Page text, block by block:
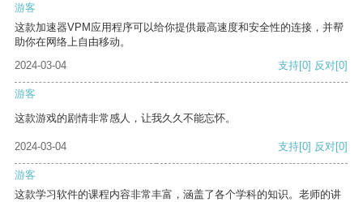
游客
这款加速器VPM应用程序可以给你提供最高速度和安全性的连接，并帮
助你在网络上自由移动。
2024-03-04
支持[0] 反对[0]
游客
这款游戏的剧情非常感人，让我久久不能忘怀。
2024-03-04 支持[0] 反对[0]
游客
这款学习软件的课程内容非常丰富，涵盖了各个学科的知识。老师的讲